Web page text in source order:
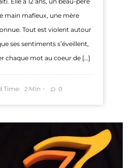
main mafieux, une mère
Tout est violent autour
ses sentiments s’éveillent,
chaque mot au coeur de […]
Time: 2 Min 0